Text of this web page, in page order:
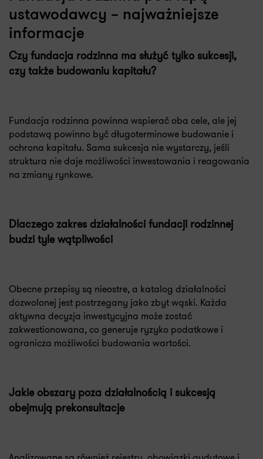
ustawodawcy – najważniejsze
informacje
Czy fundacja rodzinna ma służyć tylko sukcesji,
czy także budowaniu kapitału?
Fundacja rodzinna powinna wspierać oba cele, ale jej
podstawą powinno być długoterminowe budowanie i
ochrona kapitału. Sama sukcesja nie wystarczy, jeśli
struktura nie daje możliwości inwestowania i reagowania
na zmiany rynkowe.
Dlaczego zakres działalności fundacji rodzinnej
budzi tyle wątpliwości
Obecne przepisy są nieostre, a katalog działalności
dozwolonej jest postrzegany jako zbyt wąski. Każda
aktywna decyzja inwestycyjna może zostać
zakwestionowana, co generuje ryzyko podatkowe i
ogranicza możliwości budowania wartości.
Jakie obszary poza działalnością i sukcesją
obejmują prekonsultacje